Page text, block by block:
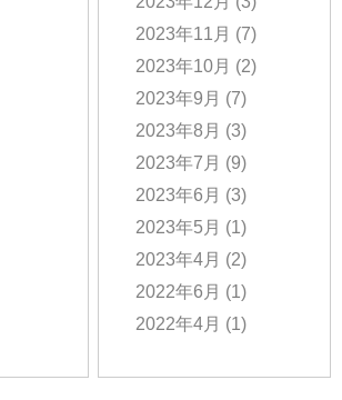
2023年11月 (7)
2023年10月 (2)
2023年9月 (7)
2023年8月 (3)
2023年7月 (9)
2023年6月 (3)
2023年5月 (1)
2023年4月 (2)
2022年6月 (1)
2022年4月 (1)